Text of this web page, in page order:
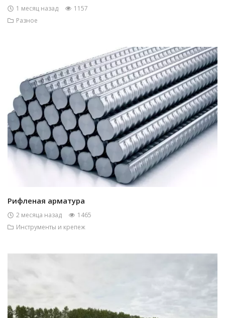
1 месяц назад
1157
Разное
Рифленая арматура
2 месяца назад
1465
Инструменты и крепеж